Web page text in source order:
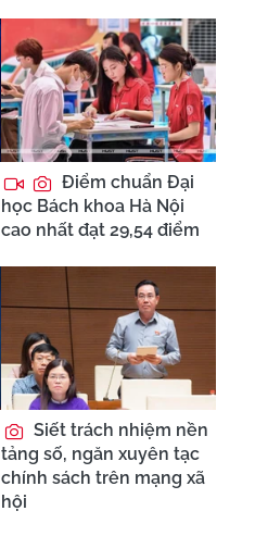
Điểm chuẩn Đại
học Bách khoa Hà Nội
cao nhất đạt 29,54 điểm
Siết trách nhiệm nền
tảng số, ngăn xuyên tạc
chính sách trên mạng xã
hội